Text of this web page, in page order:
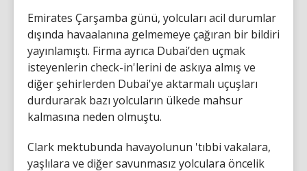
Emirates Çarşamba günü, yolcuları acil durumlar
dışında havaalanına gelmemeye çağıran bir bildiri
yayınlamıştı. Firma ayrıca Dubai’den uçmak
isteyenlerin check-in'lerini de askıya almış ve
diğer şehirlerden Dubai'ye aktarmalı uçuşları
durdurarak bazı yolcuların ülkede mahsur
kalmasına neden olmuştu.
Clark mektubunda havayolunun 'tıbbi vakalara,
yaşlılara ve diğer savunmasız yolculara öncelik